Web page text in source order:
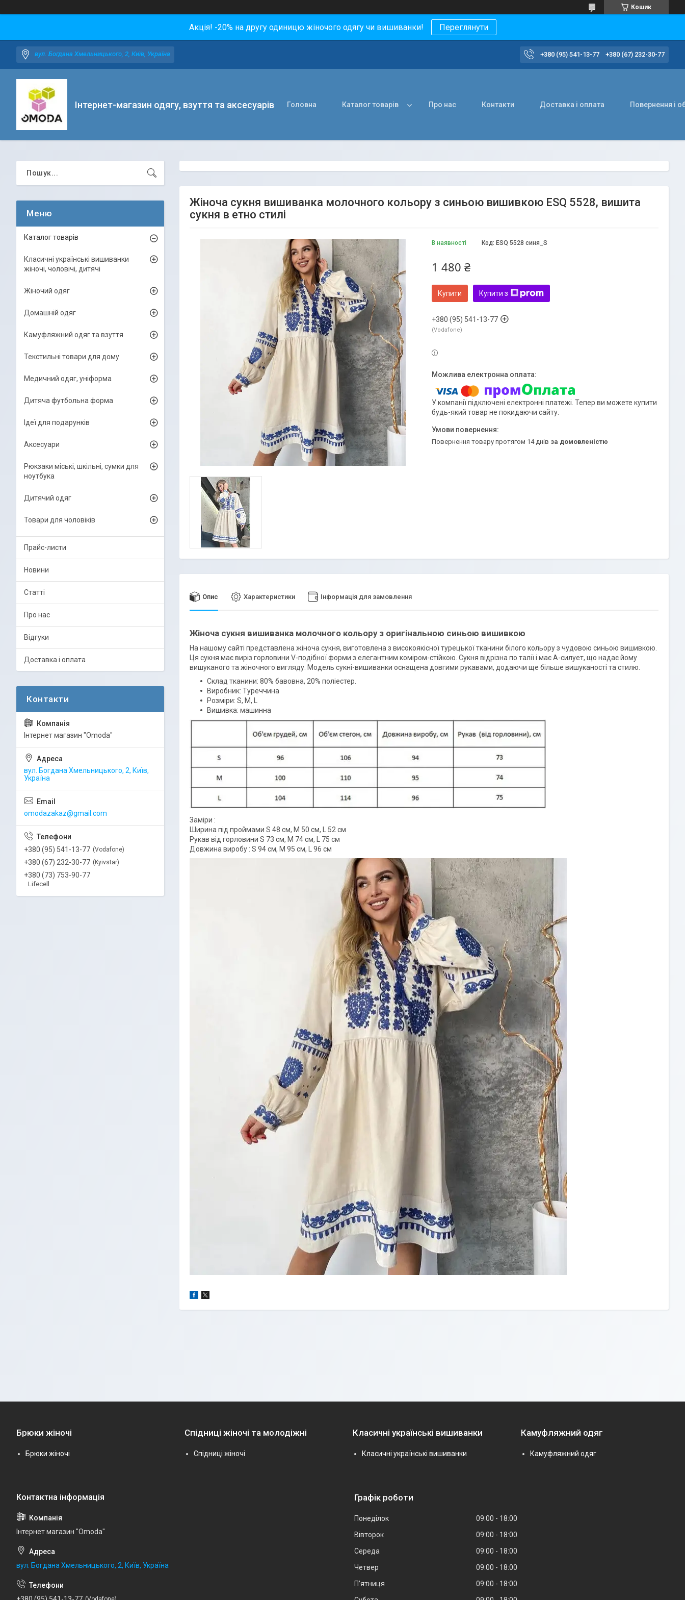
Кошик
Акція! -20% на другу одиницю жіночого одягу чи вишиванки! Переглянути
вул. Богдана Хмельницького, 2, Київ, Україна +380 (95) 541-13-77 +380 (67) 232-30-77
Інтернет-магазин одягу, взуття та аксесуарів Головна Каталог товарів Про нас Контакти Доставка і оплата Повернення і
Жіноча сукня вишиванка молочного кольору з синьою вишивкою ESQ 5528, вишита
сукня в етно стилі
В наявності Код: ESQ 5528 синя_S
1 480 ₴
Купити Купити з
+380 (95) 541-13-77
Vodafone
У компанії підключені електронні платежі. Тепер ви можете купити
будь-який товар не покидаючи сайту.
повернення товару протягом 14 днів за домовленістю
Опис Характеристики Інформація для замовлення
Жіноча сукня вишиванка молочного кольору з оригінальною синьою вишивкою
На нашому сайті представлена жіноча сукня, виготовлена з високоякісної турецької тканини білого кольору з чудовою синьою вишивкою.
Ця сукня має виріз горловини V-подібної форми з елегантним коміром-стійкою. Сукня відрізна по талії і має А-силует, що надає йому
вишуканого та жіночного вигляду. Модель сукні-вишиванки оснащена довгими рукавами, додаючи ще більше вишуканості та стилю.
Склад тканини: 80% бавовна, 20% поліестер.
Виробник: Туреччина
Розміри: S, M, L
Вишивка: машинна
Заміри :
Ширина під проймами S 48 см, M 50 см, L 52 см
Рукав від горловини S 73 см, M 74 см, L 75 см
Довжина виробу : S 94 см, M 95 см, L 96 см
Каталог товарів
Класичні українські вишиванки
жіночі, чоловічі, дитячі
Жіночий одяг
Домашній одяг
Камуфляжний одяг та взуття
Текстильні товари для дому
Медичний одяг, уніформа
Дитяча футбольна форма
Ідеї для подарунків
Аксесуари
Рюкзаки міські, шкільні, сумки для
ноутбука
Дитячий одяг
Товари для чоловіків
Прайс-листи
Новини
Статті
Про нас
Відгуки
Доставка і оплата
Інтернет магазин "Omoda"
вул. Богдана Хмельницького, 2, Київ,
Україна
omodazakaz@gmail.com
+380 (95) 541-13-77 Vodafone
+380 (67) 232-30-77 Kyivstar
+380 (73) 753-90-77
Lifecell
Брюки жіночі
Брюки жіночі
Спідниці жіночі та молодіжні
Спідниці жіночі
Класичні українські вишиванки
Класичні українські вишиванки
Камуфляжний одяг
Камуфляжний одяг
Інтернет магазин "Omoda"
вул. Богдана Хмельницького, 2, Київ, Україна
Графік роботи
Понеділок 09:00
18:00
Вівторок
09:00
18:00
Середа
09:00
18:00
Четвер
09:00
18:00
Пʼятниця
09:00
18:00